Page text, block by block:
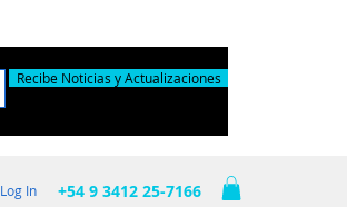
Recibe Noticias y Actualizaciones
+54 9 3412 25-7166
Log In